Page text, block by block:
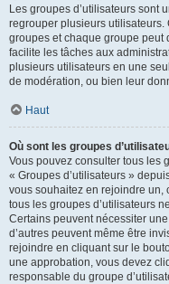
Les groupes d’utilisateurs sont
regrouper plusieurs
groupes et chaque groupe peut
facilite les tâches aux
plusieurs utilisateurs en une
de modération, ou bien leur
Haut
Où sont les groupes
Vous pouvez consulter tous les
« Groupes d’utilisateurs »
vous souhaitez en rejoindre
tous les groupes d’utilisateurs
Certains peuvent nécessiter
d’autres peuvent même être
rejoindre en cliquant sur le
une approbation, vous devez
responsable du groupe